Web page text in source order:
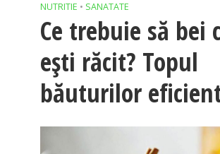
NUTRITIE • SANATATE
Ce trebuie să bei
eşti răcit? Topul
băuturilor